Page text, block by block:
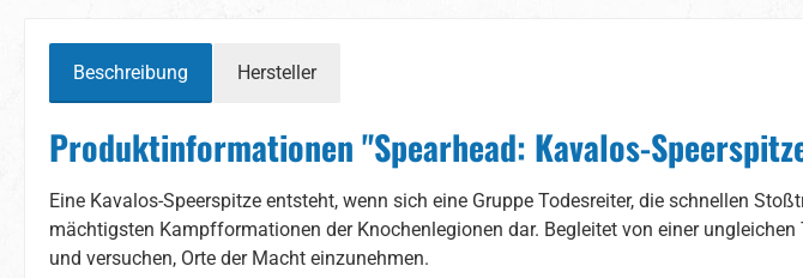
Beschreibung Hersteller
Produktinformationen "Spearhead: Kavalos-
Eine Kavalos-Speerspitze entsteht, wenn sich eine Gruppe Todesreiter, die schnellen
mächtigsten Kampfformationen der Knochenlegionen dar. Begleitet von einer
und versuchen, Orte der Macht einzunehmen.